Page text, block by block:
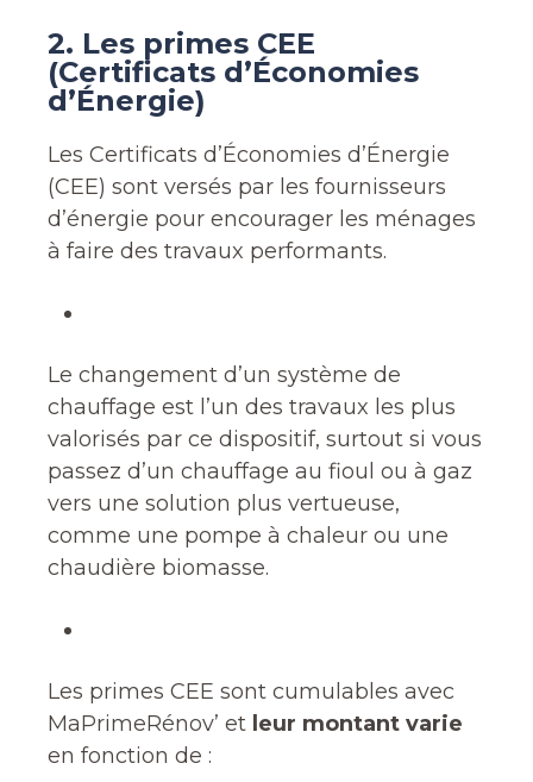
2. Les primes CEE
(Certificats d’Économies
d’Énergie)
Les Certificats d’Économies d’Énergie
(CEE) sont versés par les fournisseurs
d’énergie pour encourager les ménages
à faire des travaux performants.
Le changement d’un système de
chauffage est l’un des travaux les plus
valorisés par ce dispositif, surtout si vous
passez d’un chauffage au fioul ou à gaz
vers une solution plus vertueuse,
comme une pompe à chaleur ou une
chaudière biomasse.
Les primes CEE sont cumulables avec
MaPrimeRénov’ et leur montant varie
en fonction de :